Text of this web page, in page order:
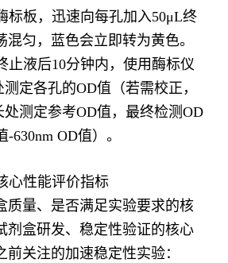
标板，迅速向每孔加入50μL终
混匀，蓝色会立即转为黄色。
止液后10分钟内，使用酶标仪
定各孔的OD值（若需校正，
处测定参考OD值，最终检测OD
-630nm OD值）。
心性能评价指标
质量、是否满足实验要求的核
剂盒研发、稳定性验证的核心
前关注的加速稳定性实验：